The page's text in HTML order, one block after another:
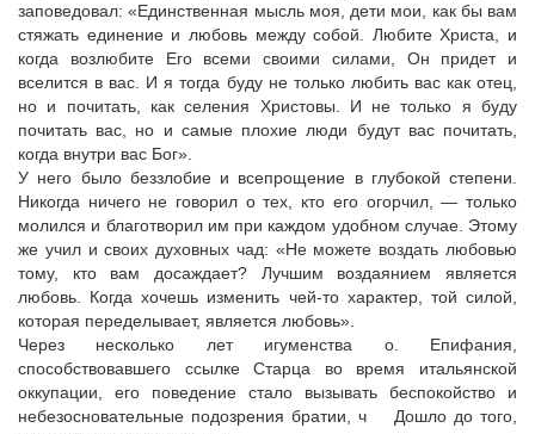
заповедовал: «Единственная мысль моя, дети мои, как бы вам
стяжать единение и любовь между собой. Любите Христа, и
когда возлюбите Его всеми своими силами, Он придет и
вселится в вас. И я тогда буду не только любить вас как отец,
но и почитать, как селения Христовы. И не только я буду
почитать вас, но и самые плохие люди будут вас почитать,
когда внутри вас Бог».
У него было беззлобие и всепрощение в глубокой степени.
Никогда ничего не говорил о тех, кто его огорчил, — только
молился и благотворил им при каждом удобном случае. Этому
же учил и своих духовных чад: «Не можете воздать любовью
тому, кто вам досаждает? Лучшим воздаянием является
любовь. Когда хочешь изменить чей-то характер, той силой,
которая переделывает, является любовь».
Через несколько лет игуменства о. Епифания,
способствовавшего ссылке Старца во время итальянской
оккупации, его поведение стало вызывать беспокойство и
небезосновательные подозрения братии, ч Дошло до того,